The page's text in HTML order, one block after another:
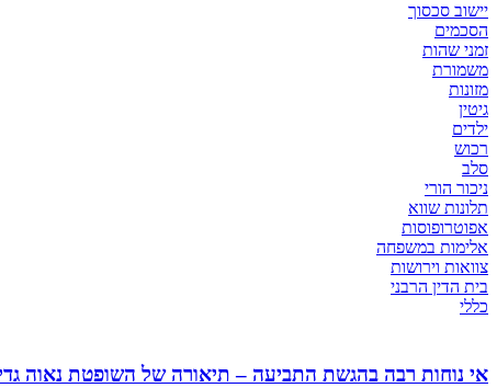
יישוב סכסוך
הסכמים
זמני שהות
משמורת
מזונות
גיטין
ילדים
רכוש
סלב
ניכור הורי
תלונות שווא
אפוטרופוסות
אלימות במשפחה
צוואות וירושות
בית הדין הרבני
כללי
אי נוחות רבה בהגשת התביעה – תיאורה של השופטת נאוה